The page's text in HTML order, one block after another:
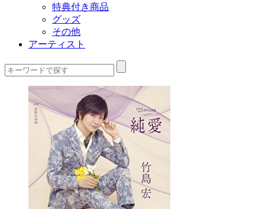
特典付き商品
グッズ
その他
アーティスト